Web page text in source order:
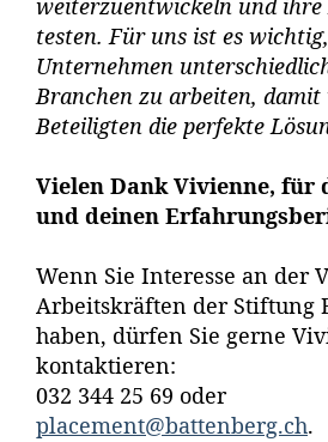
weiterzuentwickeln und ihre
testen. Für uns ist es
Unternehmen
Branchen zu arbeiten,
Beteiligten die perfekte
Vielen Dank Vivienne, für
und deinen
Wenn Sie Interesse an der
Arbeitskräften der Stiftung
haben, dürfen Sie gerne
kontaktieren:
032 344 25 69 oder
placement@battenberg.ch.